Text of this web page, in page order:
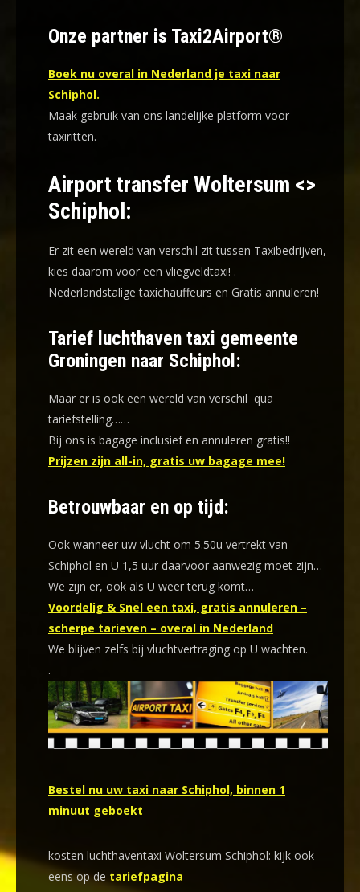
Onze partner is Taxi2Airport®
Boek nu overal in Nederland je taxi naar
Schiphol.
Maak gebruik van ons landelijke platform voor
taxiritten.
Airport transfer Woltersum <>
Schiphol:
Er zit een wereld van verschil zit tussen Taxibedrijven,
kies daarom voor een vliegveldtaxi! .
Nederlandstalige taxichauffeurs en Gratis annuleren!
Tarief luchthaven taxi gemeente
Groningen naar Schiphol:
Maar er is ook een wereld van verschil qua
tariefstelling……
Bij ons is bagage inclusief en annuleren gratis!!
Prijzen zijn all-in, gratis uw bagage mee!
Betrouwbaar en op tijd:
Ook wanneer uw vlucht om 5.50u vertrekt van
Schiphol en U 1,5 uur daarvoor aanwezig moet zijn…
We zijn er, ook als U weer terug komt…
Voordelig & Snel een taxi, gratis annuleren –
scherpe tarieven – overal in Nederland
We blijven zelfs bij vluchtvertraging op U wachten.
.
Bestel nu uw taxi naar Schiphol, binnen 1
minuut geboekt
kosten luchthaventaxi Woltersum Schiphol: kijk ook
eens op de tariefpagina